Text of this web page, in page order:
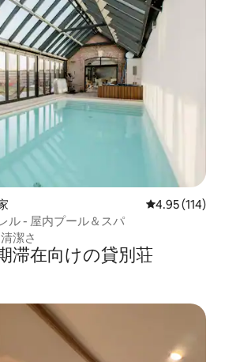
レビュー114
4.95 (114)
ル - 屋内プール＆スパ
清潔さ
滞在向けの貸別荘